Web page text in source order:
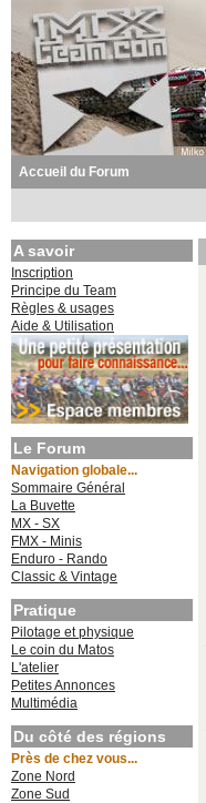
Accueil du Forum
A savoir
Inscription
Principe du Team
Règles & usages
Aide & Utilisation
Le Forum
Navigation globale...
Sommaire Général
La Buvette
MX - SX
FMX - Minis
Enduro - Rando
Classic & Vintage
Pratique
Pilotage et physique
Le coin du Matos
L'atelier
Petites Annonces
Multimédia
Du côté des régions
Près de chez vous...
Zone Nord
Zone Sud